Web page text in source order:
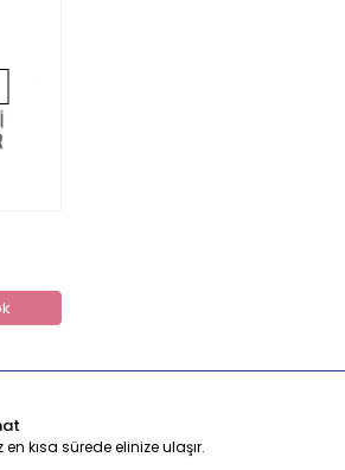
kısa sürede elinize ulaşır.